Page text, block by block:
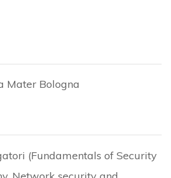
Mater Bologna
(Fundamentals of Security